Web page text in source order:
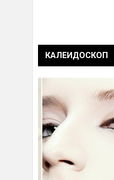
КАЛЕИДОСКОП